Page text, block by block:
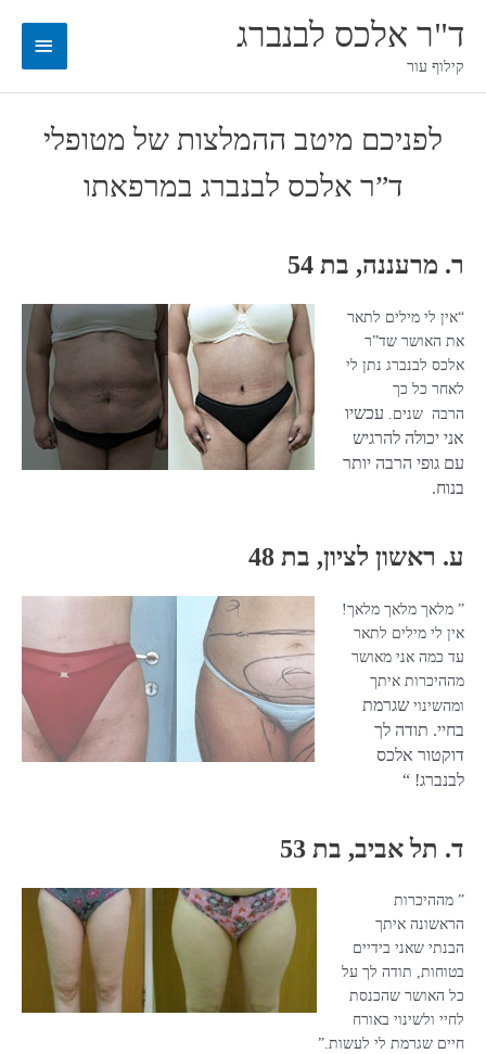
לתוכןד"ר אלכס לבנברג
קילוף עור
תפריט
לפניכם מיטב ההמלצות של מטופלי
ד”ר אלכס לבנברג במרפאתו
ר. מרעננה, בת 54
“אין לי מילים לתאר
את האושר שד”ר
אלכס לבנברג נתן לי
לאחר כל כך
הרבה שנים. עכשיו
אני יכולה להרגיש
עם גופי הרבה יותר
בנוח.
ע. ראשון לציון, בת 48
” מלאך מלאך מלאך!
אין לי מילים לתאר
עד כמה אני מאושר
מההיכרות איתך
ומהשינוי שגרמת
בחיי. תודה לך
דוקטור אלכס
לבנברג! “
ד. תל אביב, בת 53
” מההיכרות
הראשונה איתך
הבנתי שאני בידיים
בטוחות, תודה לך על
כל האושר שהכנסת
לחיי ולשינוי באורח
חיים שגרמת לי לעשות.”